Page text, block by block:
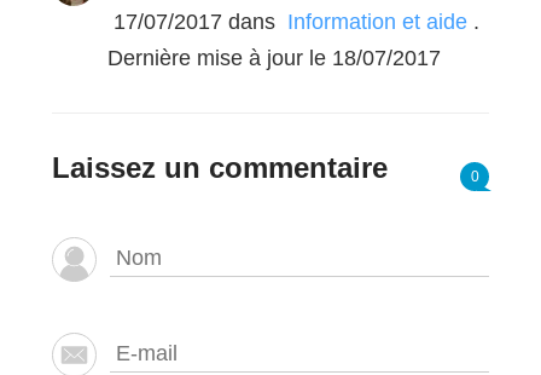
17/07/2017 dans Information et aide .
Dernière mise à jour le 18/07/2017
Laissez un commentaire 0